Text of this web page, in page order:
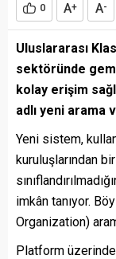
0 A+ A-
Uluslararası
sektöründe gemi
kolay erişim
adlı yeni arama
Yeni sistem,
kuruluşlarından
imkân tanıyor.
Organization)
Platform